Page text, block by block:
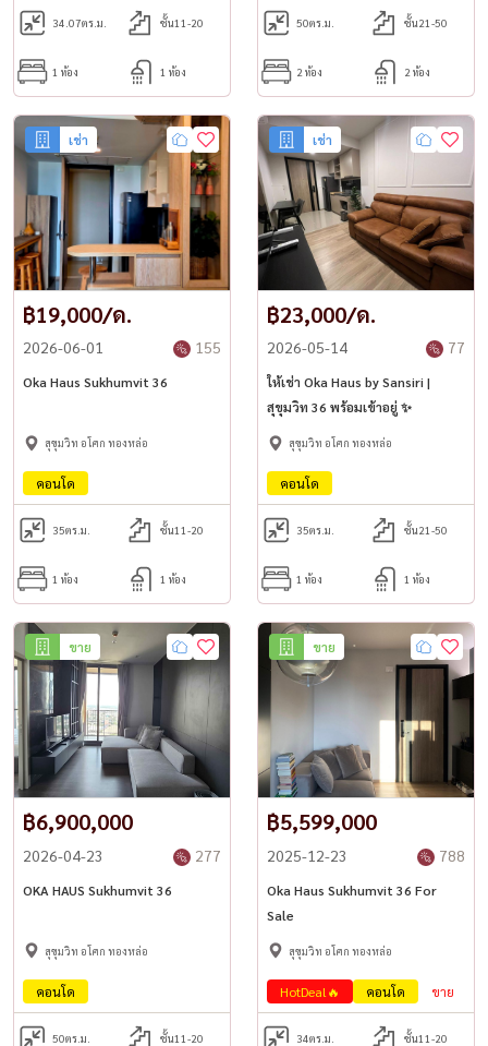
34.07ตร.ม. ชั้น11-20
1 ห้อง 1 ห้อง
50ตร.ม. ชั้น21-50
2 ห้อง 2 ห้อง
เช่า
฿19,000/ด.
2026-06-01 155
Oka Haus Sukhumvit 36
สุขุมวิท อโศก ทองหล่อ
คอนโด
35ตร.ม. ชั้น11-20
1 ห้อง 1 ห้อง
เช่า
฿23,000/ด.
2026-05-14 77
ให้เช่า Oka Haus by Sansiri |
สุขุมวิท 36 พร้อมเข้าอยู่ ✨
สุขุมวิท อโศก ทองหล่อ
คอนโด
35ตร.ม. ชั้น21-50
1 ห้อง 1 ห้อง
ขาย
฿6,900,000
2026-04-23 277
OKA HAUS Sukhumvit 36
สุขุมวิท อโศก ทองหล่อ
คอนโด
50ตร.ม. ชั้น11-20
ขาย
฿5,599,000
2025-12-23 788
Oka Haus Sukhumvit 36 For
Sale
สุขุมวิท อโศก ทองหล่อ
HotDeal🔥 คอนโด ขาย
34ตร.ม. ชั้น11-20